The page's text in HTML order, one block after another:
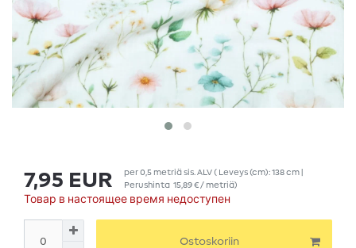
7,95 EUR per0,5 metriäsis. ALV( Leveys (cm): 138 cm |
Perushinta 15,89 € / metriä)
Товар в настоящее время недоступен
Ostoskoriin